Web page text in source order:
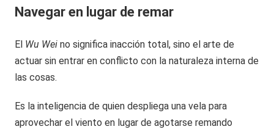
Navegar en lugar de remar
El Wu Wei no significa inacción total, sino el arte de
actuar sin entrar en conflicto con la naturaleza interna de
las cosas.
Es la inteligencia de quien despliega una vela para
aprovechar el viento en lugar de agotarse remando